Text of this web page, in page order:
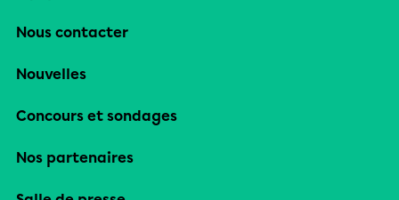
Nous contacter
Nouvelles
Concours et sondages
Nos partenaires